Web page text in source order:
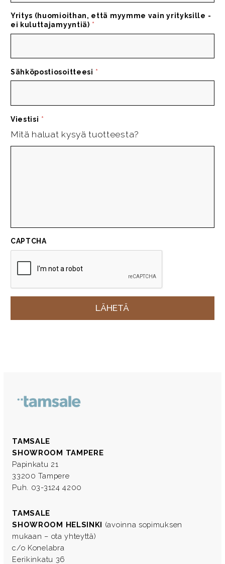
Yritys (huomioithan, että myymme vain yrityksille -
ei kuluttajamyyntiä) *
Sähköpostiosoitteesi *
Viestisi *
Mitä haluat kysyä tuotteesta?
CAPTCHA
TAMSALE
SHOWROOM TAMPERE
Papinkatu 21
33200 Tampere
Puh. 03-3124 4200
TAMSALE
SHOWROOM HELSINKI (avoinna sopimuksen
mukaan – ota yhteyttä)
c/o Konelabra
Eerikinkatu 36